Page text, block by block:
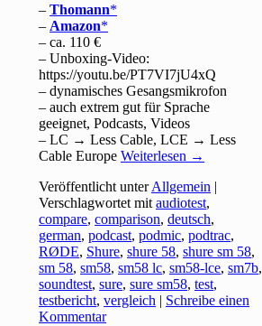
–Thomann
– Amazon
– ca. 110 €
– Unboxing-Video:
https://youtu.be/PT7VI7jU4xQ
– dynamisches Gesangsmikrofon
– auch extrem gut für Sprache
geeignet, Podcasts, Videos
– LC → Less Cable, LCE → Less
Cable EuropeWeiterlesen →
Veröffentlicht unter Allgemein |
Verschlagwortet mit audiotest,
compare,comparison,deutsch,
german,podcast,podmic,podtrac,
RØDE, Shure,shure 58,shure sm 58,
sm 58,sm58,sm58 lc,sm58-lce,sm7b,
soundtest,sure,sure sm58,test,
testbericht,vergleich | Schreibe einen
Kommentar